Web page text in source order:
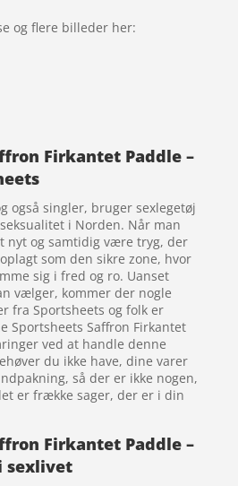
og flere billeder her:
Firkantet Paddle –
også singler, bruger sexlegetøj
i Norden. Når man
nyt og samtidig være tryg, der
som den sikre zone, hvor
sig i fred og ro. Uanset
vælger, kommer der nogle
fra Sportsheets og folk er
Sportsheets Saffron Firkantet
ved at handle denne
du ikke have, dine varer
så der er ikke nogen,
er frække sager, der er i din
Firkantet Paddle –
sexlivet